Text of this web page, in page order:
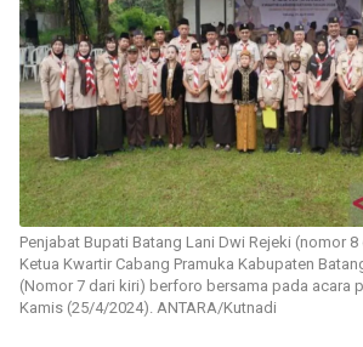
Penjabat Bupati Batang Lani Dwi Rejeki (nomor
Ketua Kwartir Cabang Pramuka Kabupaten
(Nomor 7 dari kiri) berforo bersama pada acara
Kamis (25/4/2024). ANTARA/Kutnadi